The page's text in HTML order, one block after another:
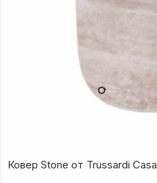
Ковер Stone от Trussardi Casa